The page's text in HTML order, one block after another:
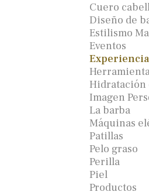
Cuero
Diseño de
Estilismo
Eventos
Hidratación
Imagen
La barba
Máquinas
Patillas
Pelo graso
Perilla
Piel
Productos